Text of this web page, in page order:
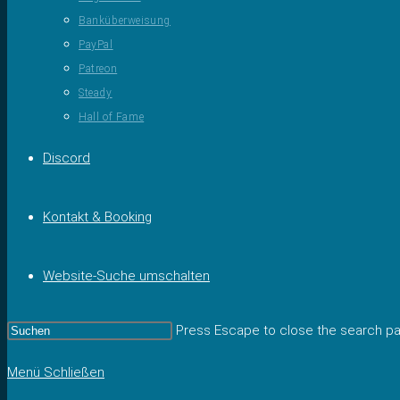
Banküberweisung
PayPal
Patreon
Steady
Hall of Fame
Discord
Kontakt & Booking
Website-Suche umschalten
Press Escape to close the search
Menü Schließen